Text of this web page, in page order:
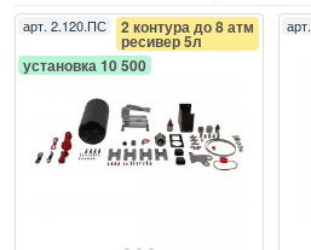
арт. 2.120.ПС 2 контура до 8 атм
ресивер 5л
установка 10 500
арт.